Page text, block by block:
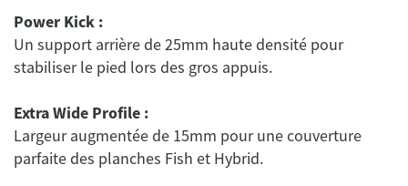
Power Kick :
Un support arrière de 25mm haute densité pour
stabiliser le pied lors des gros appuis.
Extra Wide Profile :
Largeur augmentée de 15mm pour une couverture
parfaite des planches Fish et Hybrid.